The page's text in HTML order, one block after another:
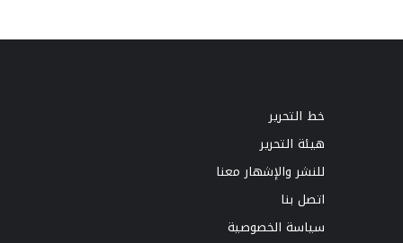
خط التحرير
هيئة التحرير
للنشر والإشهار معنا
اتصل بنا
سياسة الخصوصية